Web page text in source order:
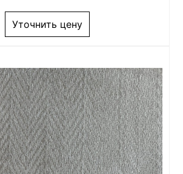
Уточнить цену